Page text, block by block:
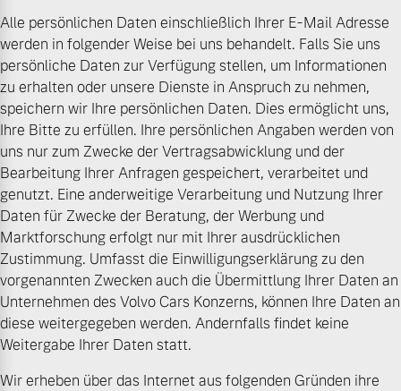
Alle persönlichen Daten einschließlich Ihrer E-Mail Adresse
werden in folgender Weise bei uns behandelt. Falls Sie uns
persönliche Daten zur Verfügung stellen, um Informationen
zu erhalten oder unsere Dienste in Anspruch zu nehmen,
speichern wir Ihre persönlichen Daten. Dies ermöglicht uns,
Ihre Bitte zu erfüllen. Ihre persönlichen Angaben werden von
uns nur zum Zwecke der Vertragsabwicklung und der
Bearbeitung Ihrer Anfragen gespeichert, verarbeitet und
genutzt. Eine anderweitige Verarbeitung und Nutzung Ihrer
Daten für Zwecke der Beratung, der Werbung und
Marktforschung erfolgt nur mit Ihrer ausdrücklichen
Zustimmung. Umfasst die Einwilligungserklärung zu den
vorgenannten Zwecken auch die Übermittlung Ihrer Daten an
Unternehmen des Volvo Cars Konzerns, können Ihre Daten an
diese weitergegeben werden. Andernfalls findet keine
Weitergabe Ihrer Daten statt.
Wir erheben über das Internet aus folgenden Gründen ihre